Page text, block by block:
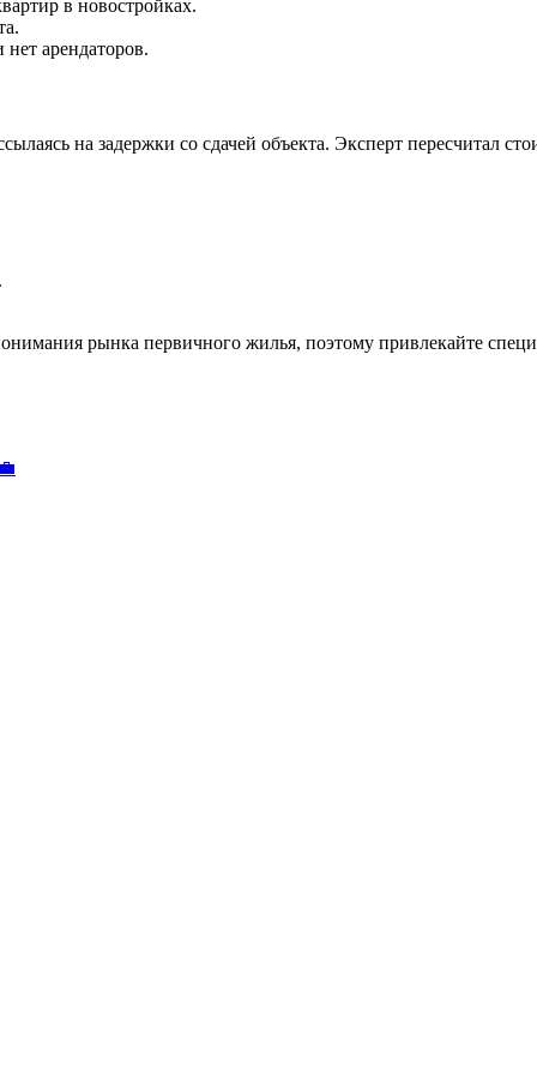
в новостройках.
нет арендаторов.
на задержки со сдачей объекта. Эксперт пересчитал
рынка первичного жилья, поэтому привлекайте